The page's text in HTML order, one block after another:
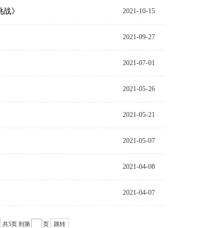
2021-10-15
》
2021-09-27
2021-07-01
2021-05-26
2021-05-21
2021-05-07
2021-04-08
2021-04-07
共5页 到第 页 跳转